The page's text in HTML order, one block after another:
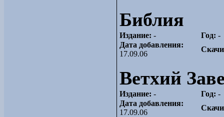
Библия
Издание: - Год: -
Дата добавления:
17.09.06
Ветхий
Издание: - Год: -
Дата добавления:
17.09.06